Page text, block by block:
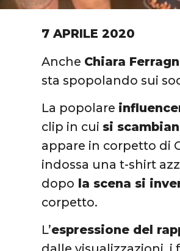
7 APRILE 2020
Anche Chiara
sta spopolando sui
La popolare
clip in cui si
appare in corpetto di
indossa una t-shirt
dopo la scena si
corpetto.
L’espressione del